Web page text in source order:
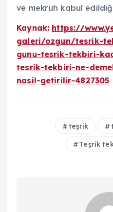
ve mekruh kabul
Kaynak: https://
galeri/ozgun/tesrik-
gunu-tesrik-tekbiri-
tesrik-tekbiri-ne-
nasil-getirilir-4827305
teşrik
Teşrik